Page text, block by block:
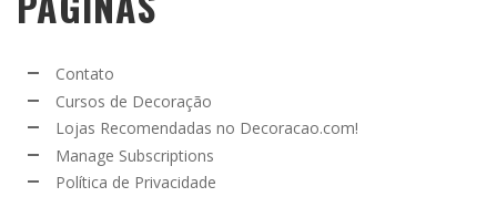
Contato
Cursos de Decoração
Lojas Recomendadas no Decoracao.com!
Manage Subscriptions
Política de Privacidade